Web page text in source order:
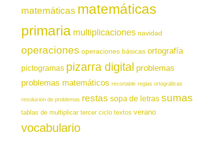
matemáticas matemáticas
primaria multiplicaciones navidad
operaciones operaciones básicas ortografía
pictogramas pizarra digital problemas
problemas matemáticos recortable reglas ortográficas
resolución de problemas restas sopa de letras sumas
tablas de multiplicar tercer ciclo textos verano
vocabulario